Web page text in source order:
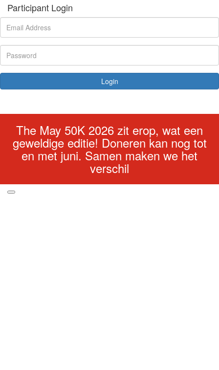
Participant Login
Login
The May 50K 2026 zit erop, wat een
geweldige editie! Doneren kan nog tot
en met juni. Samen maken we het
verschil